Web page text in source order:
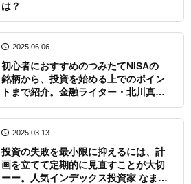
は？
2025.06.06
初心者におすすめのつみたてNISAの
銘柄から、投資を始める上でのポイン
トまで紹介。金融ライター・北川真大
さんインタビュー
2025.03.13
投資の失敗を最小限に抑えるには、計
画を立てて定期的に見直すことが大切
ーー。人気インデックス投資家 なまず